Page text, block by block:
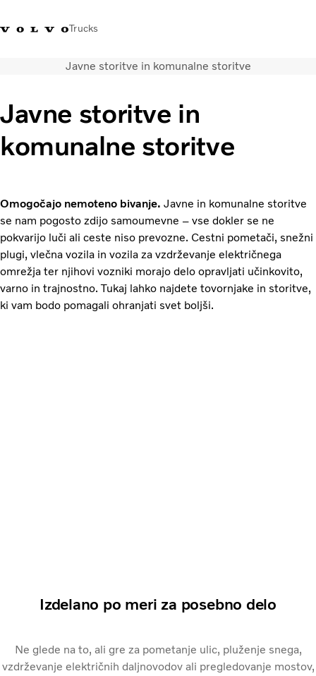
Trucks
+386 1 500 10 60Volvo Trucks Slovenija kontaktiVolvo Trucks Store
Prevozne rešitve
Tovorna vozila
Storitve
O nas
Obrnite se na nas
Javne storitve in komunalne storitve
Javne storitve in
komunalne storitve
Omogočajo nemoteno bivanje. Javne in komunalne storitve
se nam pogosto zdijo samoumevne – vse dokler se ne
pokvarijo luči ali ceste niso prevozne. Cestni pometači, snežni
plugi, vlečna vozila in vozila za vzdrževanje električnega
omrežja ter njihovi vozniki morajo delo opravljati učinkovito,
varno in trajnostno. Tukaj lahko najdete tovornjake in storitve,
ki vam bodo pomagali ohranjati svet boljši.
Izdelano po meri za posebno delo
Ne glede na to, ali gre za pometanje ulic, pluženje snega,
vzdrževanje električnih daljnovodov ali pregledovanje mostov,